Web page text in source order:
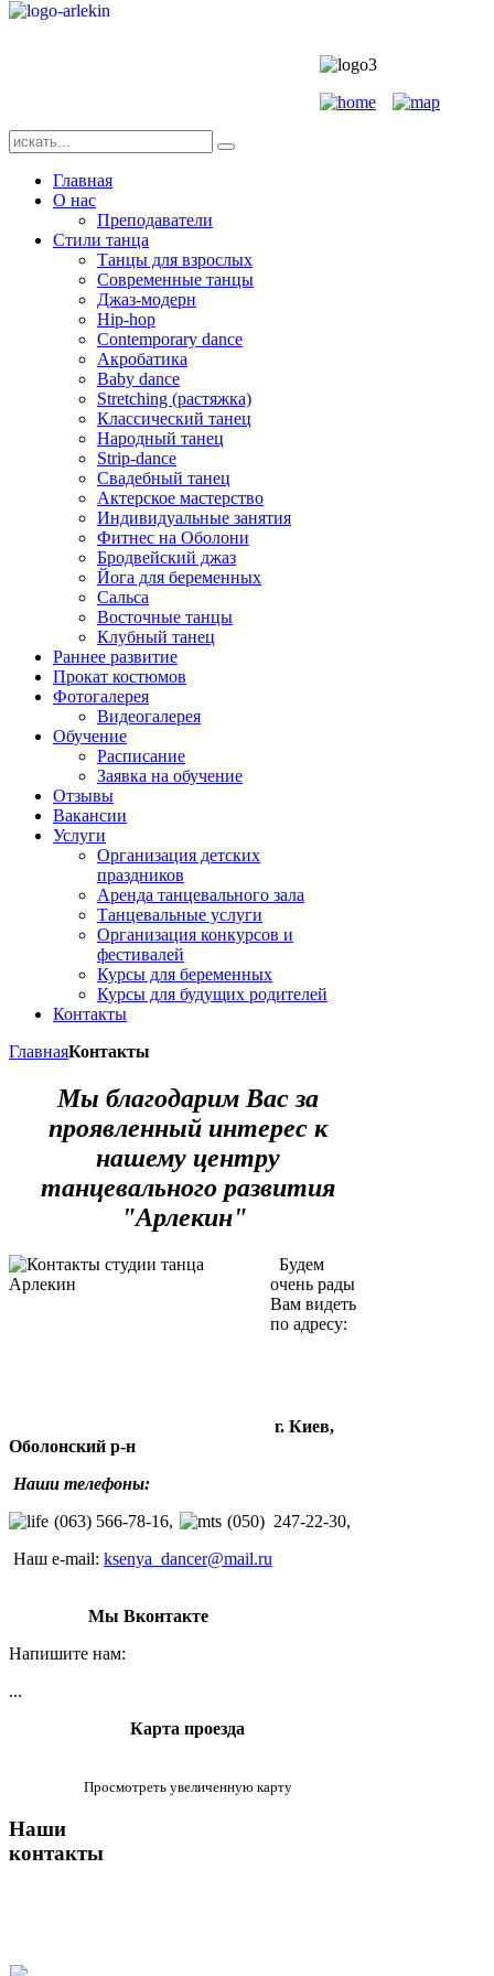
Главная
О нас
Преподаватели
Стили танца
Танцы для взрослых
Современные танцы
Джаз-модерн
Hip-hop
Contemporary dance
Акробатика
Baby dance
Stretching (растяжка)
Классический танец
Народный танец
Strip-dance
Свадебный танец
Актерское мастерство
Индивидуальные занятия
Фитнес на Оболони
Бродвейский джаз
Йога для беременных
Сальса
Восточные танцы
Клубный танец
Раннее развитие
Прокат костюмов
Фотогалерея
Видеогалерея
Обучение
Расписание
Заявка на обучение
Отзывы
Вакансии
Услуги
Организация детских
праздников
Аренда танцевального зала
Танцевальные услуги
Организация конкурсов и
фестивалей
Курсы для беременных
Курсы для будущих родителей
Контакты
ГлавнаяКонтакты
Мы благодарим Вас за
проявленный интерес к
нашему центру
танцевального развития
"Арлекин"
Будем
очень рады
Вам видеть
по адресу:
г. Киев,
Оболонский р-н
Наши телефоны:
(063) 566-78-16,
(050) 247-22-30,
Наш e-mail: ksenya_dancer@mail.ru
Мы Вконтакте
Напишите нам:
...
Карта проезда
Просмотреть увеличенную карту
Наши
контакты